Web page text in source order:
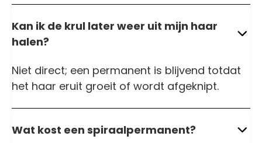
Kan ik de krul later weer uit mijn haar
halen?
Niet direct; een permanent is blijvend totdat
het haar eruit groeit of wordt afgeknipt.
Wat kost een spiraalpermanent?